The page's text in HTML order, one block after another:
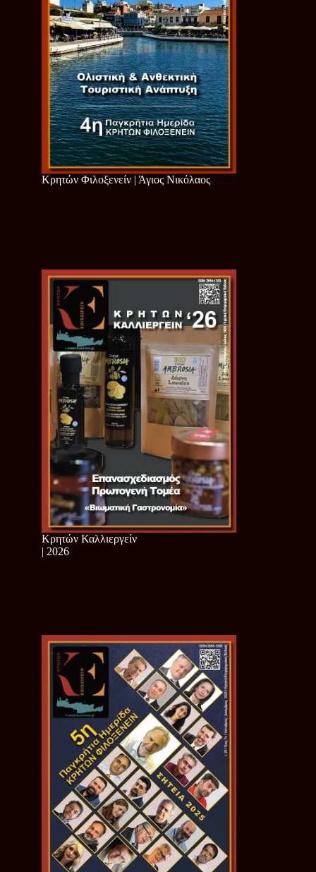
Κρητών Φιλοξενείν | Άγιος Νικόλαος
Κρητών Καλλιεργείν
| 2026